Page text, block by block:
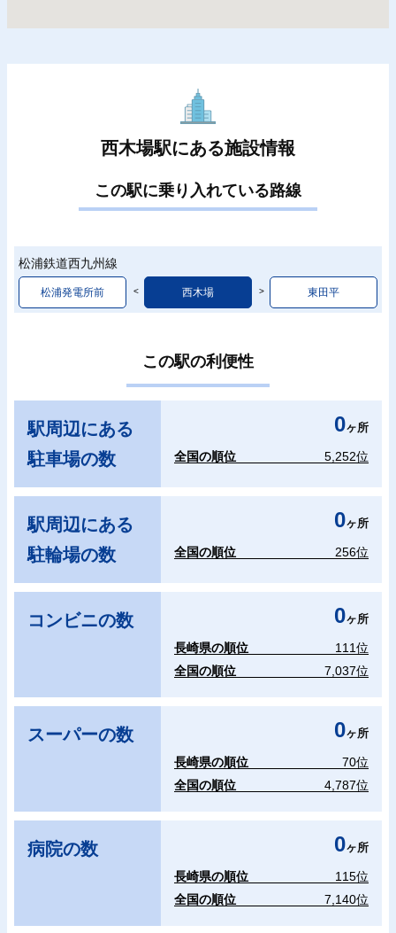
西木場駅にある施設情報
この駅に乗り入れている路線
松浦鉄道西九州線
松浦発電所前 西木場 東田平
この駅の利便性
駅周辺にある
駐車場の数
0ヶ所
全国の順位 5,252位
駅周辺にある
駐輪場の数
0ヶ所
全国の順位 256位
コンビニの数 0ヶ所
長崎県の順位
111位
全国の順位
7,037位
スーパーの数 0ヶ所
長崎県の順位
70位
全国の順位
4,787位
病院の数 0ヶ所
長崎県の順位
115位
全国の順位
7,140位